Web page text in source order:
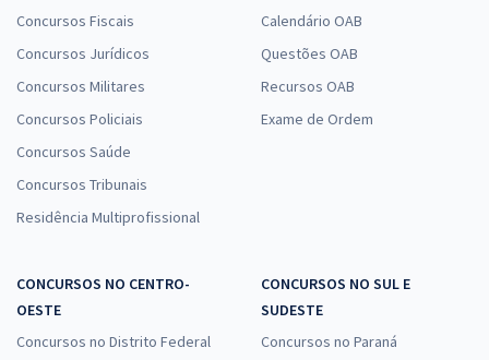
Concursos Fiscais
Concursos Jurídicos
Concursos Militares
Concursos Policiais
Concursos Saúde
Concursos Tribunais
Residência Multiprofissional
Calendário OAB
Questões OAB
Recursos OAB
Exame de Ordem
CONCURSOS NO CENTRO-
OESTE
Concursos no Distrito Federal
CONCURSOS NO SUL E
SUDESTE
Concursos no Paraná